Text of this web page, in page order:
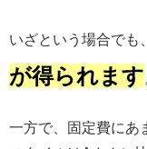
いざという場合でも
が得られます
一方で、固定費にあ